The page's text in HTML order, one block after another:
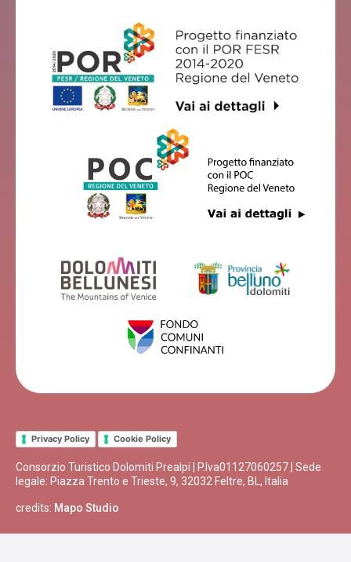
Privacy Policy Cookie Policy
Consorzio Turistico Dolomiti Prealpi | P.Iva01127060257 | Sede
legale: Piazza Trento e Trieste, 9, 32032 Feltre, BL, Italia
credits: Mapo Studio